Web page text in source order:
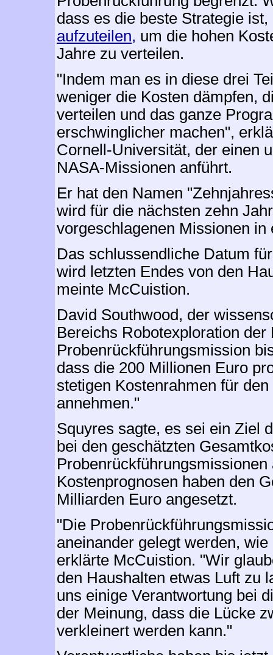
dass es die beste Strategie
aufzuteilen, um die hohen
Jahre zu verteilen.
"Indem man es in diese drei
weniger die Kosten dämpfen,
verteilen und das ganze
erschwinglicher machen",
Cornell-Universität, der einen
NASA-Missionen anführt.
Er hat den Namen
wird für die nächsten zehn
vorgeschlagenen Missionen
Das schlussendliche Datum
wird letzten Endes von den
meinte McCuistion.
David Southwood, der
Bereichs Robotexploration
Probenrückführungsmission
dass die 200 Millionen Euro
stetigen Kostenrahmen für
annehmen."
Squyres sagte, es sei ein Ziel
bei den geschätzten
Kostenprognosen haben den
Milliarden Euro angesetzt.
"Die
aneinander gelegt werden,
erklärte McCuistion. "Wir
den Haushalten etwas Luft zu
uns einige Verantwortung bei
der Meinung, dass die Lücke
verkleinert werden kann."